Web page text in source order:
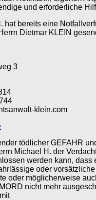
und erforderliche
hat bereits eine
Dietmar KLEIN
3
klein.com
tödlicher GEFAHR
Michael H. der
werden kann, dass
oder
oder möglicherweise
nicht mehr